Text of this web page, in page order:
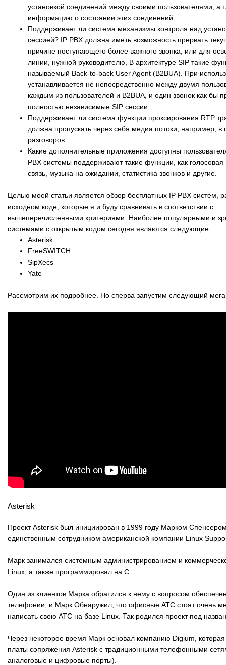
установкой соединений между своими пользователями, а
информацию о состоянии этих соединений.
Поддерживает ли система механизмы контроля над
сессией? IP PBX должна иметь возможность прервать
причине поступающего более важного звонка, или для
линии, нужной руководителю, В архитектуре SIP такие
называемый Back-to-back User Agent (B2BUA). При
устанавливается не непосредственно между двумя
каждым из пользователей и B2BUA, и один звонок как бы
полностью независимые SIP сессии.
Поддерживает ли система функции проксирования RTP
должна пропускать через себя медиа потоки, например, в
разговоров.
Какие дополнительные приложения доступны
PBX системы поддерживают такие функции, как
связь, музыка на ожидании, статистика звонков и другие.
Целью моей статьи является обзор бесплатных IP PBX систем,
исходном коде, которые я и буду сравнивать в соответствии с
вышеперечисленными критериями. Наиболее популярными и
системами с открытым кодом сегодня являются следующие:
Asterisk
FreeSWITCH
SipXecs
Yate
Рассмотрим их подробнее. Но сперва запустим следующий
Asterisk
Проект Asterisk был инициирован в 1999 году Марком
единственным сотрудником американской компании Linux
Марк занимался системным администрированием и
Linux, а также программировал на C.
Один из клиентов Марка обратился к нему с вопросом
телефонии, и Марк Обнаружил, что офисные АТС стоят очень
написать свою АТС на базе Linux. Так родился проект под
Через некоторое время Марк основал компанию Digium, которая
платы сопряжения Asterisk с традиционными телефонными
аналоговые и цифровые порты).